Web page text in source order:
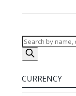
Products
search
CURRENCY